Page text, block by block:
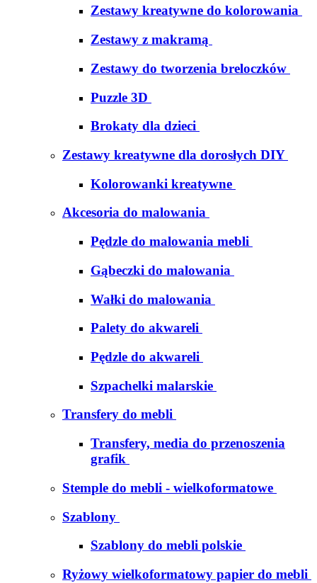
Zestawy kreatywne do kolorowania
Zestawy z makramą
Zestawy do tworzenia breloczków
Puzzle 3D
Brokaty dla dzieci
Zestawy kreatywne dla dorosłych DIY
Kolorowanki kreatywne
Akcesoria do malowania
Pędzle do malowania mebli
Gąbeczki do malowania
Wałki do malowania
Palety do akwareli
Pędzle do akwareli
Szpachelki malarskie
Transfery do mebli
Transfery, media do przenoszenia
grafik
Stemple do mebli - wielkoformatowe
Szablony
Szablony do mebli polskie
Ryżowy wielkoformatowy papier do mebli